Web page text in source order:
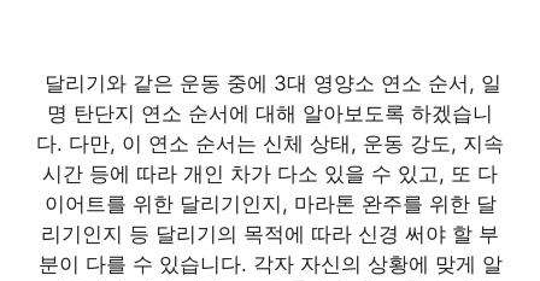
달리기와 같은 운동 중에 3대 영양소 연소 순서, 일
명 탄단지 연소 순서에 대해 알아보도록 하겠습니
다. 다만, 이 연소 순서는 신체 상태, 운동 강도, 지속
시간 등에 따라 개인 차가 다소 있을 수 있고, 또 다
이어트를 위한 달리기인지, 마라톤 완주를 위한 달
리기인지 등 달리기의 목적에 따라 신경 써야 할 부
분이 다를 수 있습니다. 각자 자신의 상황에 맞게 알